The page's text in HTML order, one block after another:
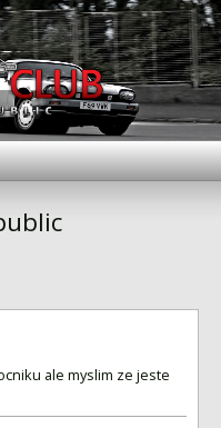
se
ale myslim ze jeste